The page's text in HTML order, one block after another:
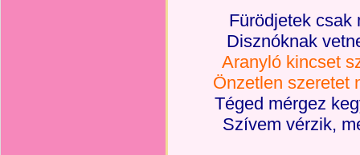
Fürödjetek csak
Disznóknak
Aranyló kincset
Önzetlen szeretet
Téged mérgez
Szívem vérzik,